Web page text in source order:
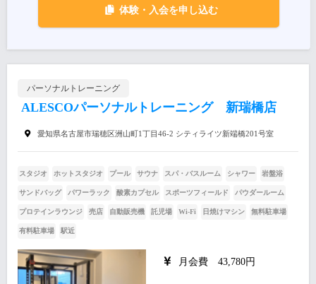
体験・入会を申し込む
パーソナルトレーニング
ALESCOパーソナルトレーニング 新瑞橋店
愛知県名古屋市瑞穂区洲山町1丁目46-2 シティライツ新端橋201号室
スタジオ ホットスタジオ プール サウナ スパ・バスルーム シャワー 岩盤浴
サンドバッグ パワーラック 酸素カプセル スポーツフィールド パウダールーム
プロテインラウンジ 売店 自動販売機 託児場 Wi-Fi 日焼けマシン 無料駐車場
有料駐車場 駅近
月会費 43,780円